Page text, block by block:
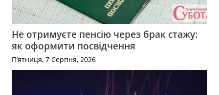
Не отримуєте пенсію через брак стажу:
як оформити посвідчення
П’ятниця, 7 Серпня, 2026